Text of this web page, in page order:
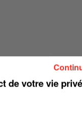
de votre vie